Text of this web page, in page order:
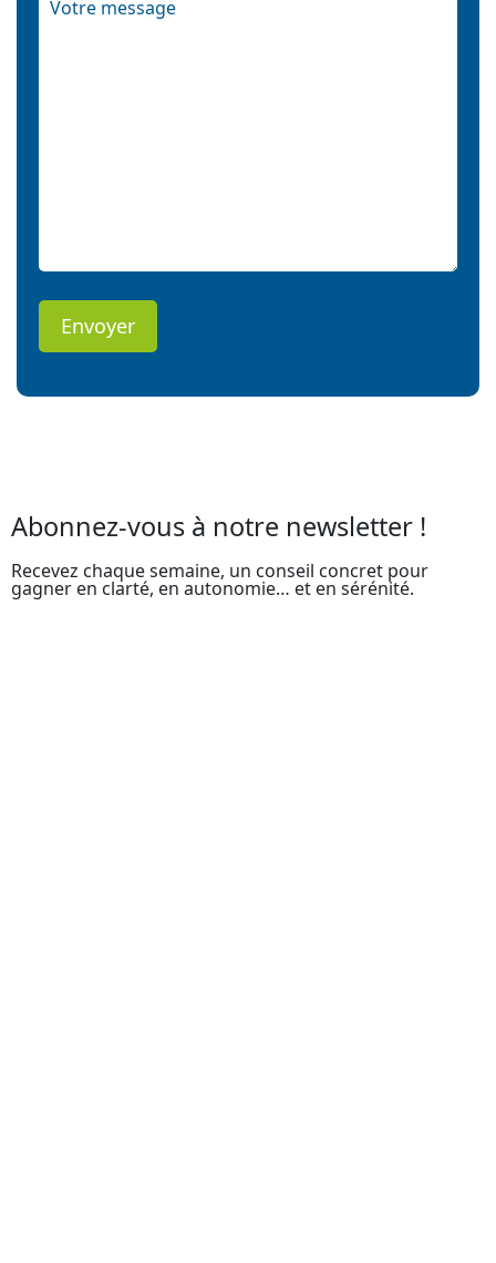
Abonnez-vous à notre newsletter !
Recevez chaque semaine, un conseil concret pour
gagner en clarté, en autonomie… et en sérénité.